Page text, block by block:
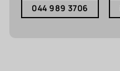
044 989 3706